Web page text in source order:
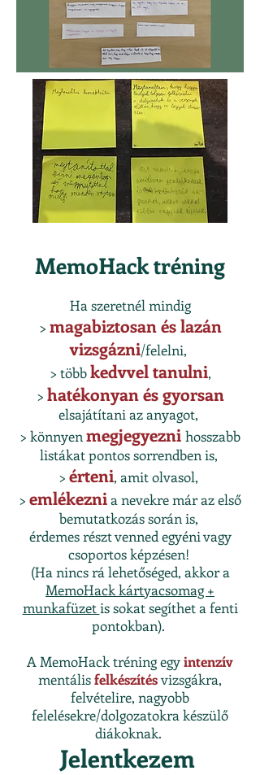
MemoHack tréning
Ha szeretnél mindig
> magabiztosan és lazán
vizsgázni/felelni,
> többkedvvel tanulni,
> hatékonyan és gyorsan
elsajátítani az anyagot,
> könnyen megjegyezni hosszabb
listákat pontos sorrendben is,
> érteni, amit olvasol,
> emlékeznia nevekre már az első
bemutatkozás során is,
érdemes részt venned egyéni vagy
csoportos képzésen!
(Ha nincs rá lehetőséged, akkor a
MemoHack kártyacsomag +
munkafüzetis sokat segíthet a fenti
pontokban).
A MemoHack tréning egyintenzív
mentálisfelkészítésvizsgákra,
felvételire, nagyobb
felelésekre/dolgozatokra készülő
diákoknak.
Jelentkezem